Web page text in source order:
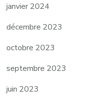
janvier 2024
décembre 2023
octobre 2023
septembre 2023
juin 2023